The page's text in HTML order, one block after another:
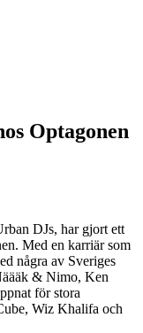
Optagonen
DJs, har gjort ett
Med en karriär som
några av Sveriges
& Nimo, Ken
för stora
Wiz Khalifa och